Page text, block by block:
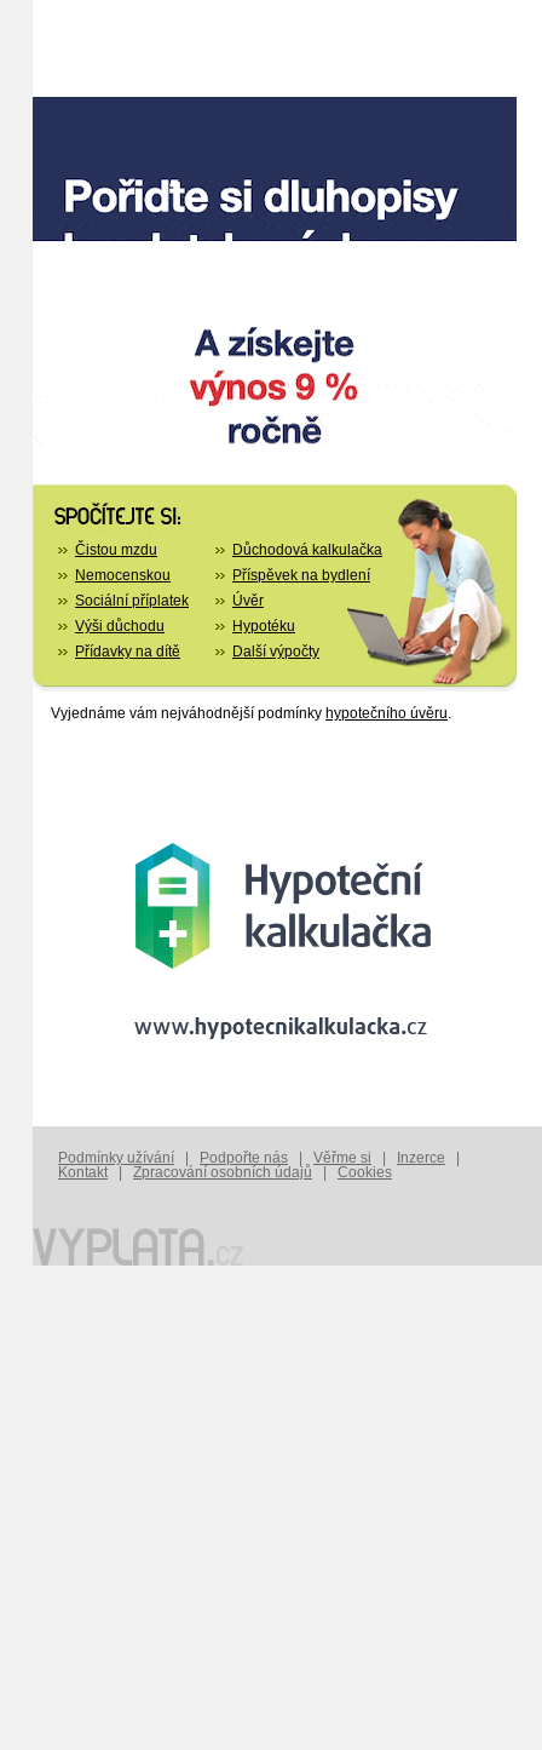
Čistou mzdu
Nemocenskou
Sociální příplatek
Výši důchodu
Přídavky na dítě
Důchodová kalkulačka
Příspěvek na bydlení
Úvěr
Hypotéku
Další výpočty
Vyjednáme vám nejváhodnější podmínky hypotečního úvěru.
Podmínky užívání Podpořte nás Věřme si Inzerce
Kontakt
Zpracování osobních údajů Cookies